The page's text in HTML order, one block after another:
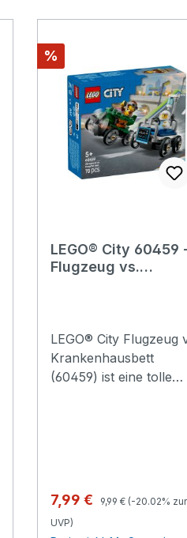
Rabatt
%
LEGO® City 60459
Flugzeug vs.
LEGO® City Flugzeug
Krankenhausbett
(60459) ist eine tolle
Seifenkisten und 2
Minifiguren. Kinder
können den Pilot im
Verkaufspreis:
7,99 € Regulärer Preis:
9,99 € (-20.02% zur
UVP)